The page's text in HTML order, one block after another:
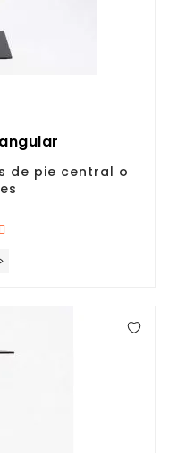
de pie central o